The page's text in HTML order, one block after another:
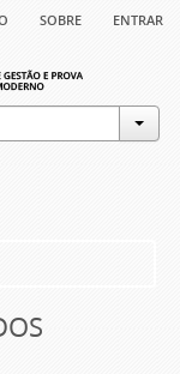
sobre entrar